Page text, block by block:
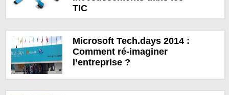
TIC
Microsoft Tech.days 2014 :
Comment ré-imaginer
l’entreprise ?